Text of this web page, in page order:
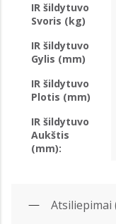
IR šildytuvo
Svoris (kg)
IR šildytuvo
Gylis (mm)
IR šildytuvo
Plotis (mm)
IR šildytuvo
Aukštis
(mm):
Atsiliepimai